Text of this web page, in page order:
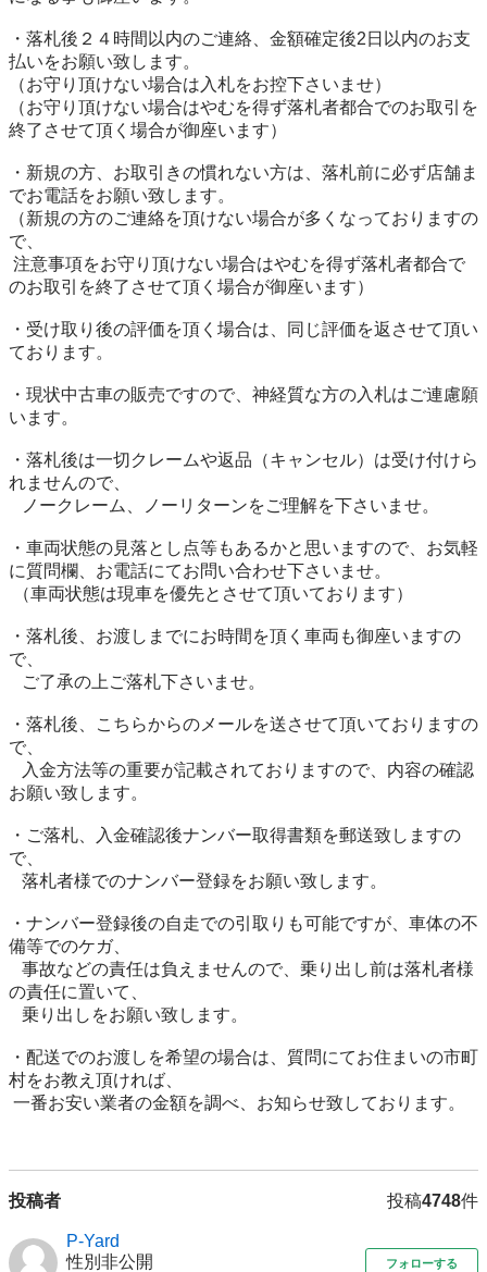
・落札後２４時間以内のご連絡、金額確定後2日以内のお支
払いをお願い致します。
（お守り頂けない場合は入札をお控下さいませ）
（お守り頂けない場合はやむを得ず落札者都合でのお取引を
終了させて頂く場合が御座います）
・新規の方、お取引きの慣れない方は、落札前に必ず店舗ま
でお電話をお願い致します。
（新規の方のご連絡を頂けない場合が多くなっておりますの
で、
のお取引を終了させて頂く場合が御座います）
・受け取り後の評価を頂く場合は、同じ評価を返させて頂い
ております。
・現状中古車の販売ですので、神経質な方の入札はご連慮願
います。
・落札後は一切クレームや返品（キャンセル）は受け付けら
れませんので、
・車両状態の見落とし点等もあるかと思いますので、お気軽
に質問欄、お電話にてお問い合わせ下さいませ。
・落札後、お渡しまでにお時間を頂く車両も御座いますの
で、
・落札後、こちらからのメールを送させて頂いておりますの
で、
お願い致します。
・ご落札、入金確認後ナンバー取得書類を郵送致しますの
で、
・ナンバー登録後の自走での引取りも可能ですが、車体の不
備等でのケガ、
の責任に置いて、
・配送でのお渡しを希望の場合は、質問にてお住まいの市町
村をお教え頂ければ、
投稿者 投稿4748件
P-Yard
性別非公開
フォローする